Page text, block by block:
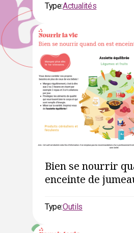
Type:Actualités
Bien se nourrir
enceinte de
Type:Outils